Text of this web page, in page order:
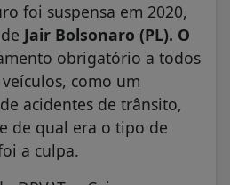
foi suspensa em 2020,
Jair Bolsonaro (PL). O
obrigatório a todos
como um
acidentes de trânsito,
de qual era o tipo de
a culpa.